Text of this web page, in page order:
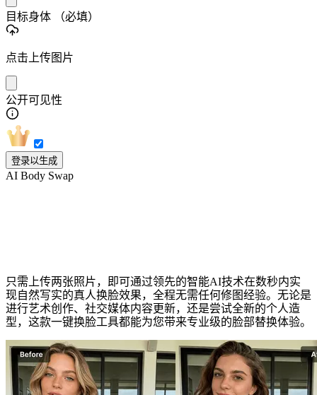
目标身体 （必填）
点击上传图片
公开可见性
登录以生成
AI Body Swap
只需上传两张照片，即可通过领先的智能AI技术在数秒内实
现自然写实的真人换脸效果，全程无需任何修图经验。无论是
进行艺术创作、社交媒体内容更新，还是尝试全新的个人造
型，这款一键换脸工具都能为您带来专业级的脸部替换体验。